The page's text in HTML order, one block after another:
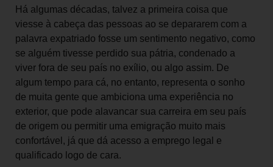
Há algumas décadas, talvez a primeira coisa que
viesse à cabeça das pessoas ao se depararem com a
palavra expatriado fosse um sentimento negativo, como
se alguém tivesse perdido sua pátria, condenado a
viver fora de seu país no exílio, ou algo assim. De
algum tempo para cá, no entanto, representa o sonho
de muita gente que ambiciona uma experiência no
exterior, que pode alavancar sua carreira em seu país
de origem ou permitir uma emigração muito mais
confortável, já que dá acesso a emprego legal e
qualificado logo de cara.